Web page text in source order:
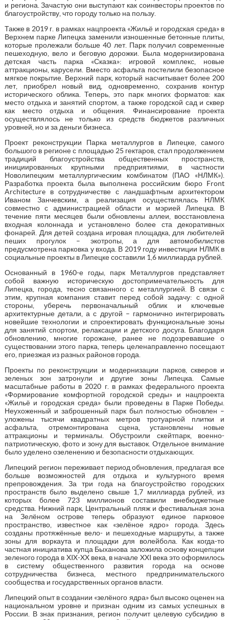
и региона. Зачастую они выступают как соинвесторы проектов по
благоустройству, что городу только на пользу.
Также в 2019 г. в рамках нацпроекта «Жильё и городская среда» в
Верхнем парке Липецка заменили изношенные бетонные плиты,
которые пролежали больше 40 лет. Парк получил современные
пешеходную, вело и беговую дорожки. Была модернизирована
детская часть парка «Сказка»: игровой комплекс, новые
аттракционы, карусели. Вместо асфальта постелили безопасное
мягкое покрытие. Верхний парк, который насчитывает более 200
лет, приобрел новый вид, одновременно, сохранив контур
исторического облика. Теперь, это парк многих форматов: как
место отдыха и занятий спортом, а также городской сад и сквер
как место отдыха и общения. Финансирование проекта
осуществлялось не только из средств бюджетов различных
уровней, но и за деньги бизнеса.
Проект реконструкции Парка металлургов в Липецке, самого
большого в регионе с площадью 25 гектаров, стал продолжением
традиций благоустройства общественных пространств,
инициированных крупными предприятиями, в частности
Новолипецким металлургическим комбинатом (ПАО «НЛМК»).
Разработка проекта была выполнена российским бюро Front
Architecture в сотрудничестве с ландшафтным архитектором
Иваном Занчевским, а реализация осуществлялась НЛМК
совместно с администрацией области и мэрией Липецка. В
течение пяти месяцев были обновлены аллеи, восстановлена
входная колоннада и установлено более ста декоративных
фонарей. Для детей создана игровая площадка, для любителей
пеших прогулок – экотропы, а для автомобилистов
предусмотрена парковка у входа. В 2019 году инвестиции НЛМК в
социальные проекты в Липецке составили 1,6 миллиарда рублей.
Основанный в 1960-е годы, парк Металлургов представляет
собой важную историческую достопримечательность для
Липецка, города, тесно связанного с металлургией. В связи с
этим, крупная компания ставит перед собой задачу: с одной
стороны, уберечь первоначальный облик и ключевые
архитектурные детали, а с другой – гармонично интегрировать
новейшие технологии и спроектировать функциональные зоны
для занятий спортом, релаксации и детского досуга. Благодаря
обновлению, многие горожане, ранее не подозревавшие о
существовании этого парка, теперь целенаправленно посещают
его, приезжая из разных районов города.
Проекты по реконструкции и модернизации парков, скверов и
зеленых зон затронули и другие зоны Липецка. Самые
масштабные работы в 2020 г. в рамках федерального проекта
«Формирование комфортной городской среды» и нацпроекта
«Жильё и городская среда» были проведены в Парке Победы.
Неухоженный и заброшенный парк был полностью обновлен –
уложены тысячи квадратных метров тротуарной плитки и
асфальта, отремонтирована сцена, установлены новые
аттракционы и терминалы. Обустроили скейтпарк, военно-
патриотическую, фото и зону для выставок. Отдельное внимание
было уделено озеленению и безопасности отдыхающих.
Липецкий регион переживает период обновления, предлагая все
больше возможностей для отдыха и культурного время
препровождения. За три года на благоустройство городских
пространств было выделено свыше 1,7 миллиарда рублей, из
которых более 723 миллионов составили внебюджетные
средства. Нижний парк, Центральный пляж и фестивальная зона
на Зелёном острове теперь образуют единое парковое
пространство, известное как «зелёное ядро» города. Здесь
созданы протяжённые вело- и пешеходные маршруты, а также
зоны для воркаута и площадки для волейбола. Как когда-то
частная инициатива купца Быханова заложила основу концепции
зеленого города в XIX-XX века, в начале XXI века это оформилось
в систему общественного развития города на основе
сотрудничества бизнеса, местного предпринимательского
сообщества и государственных органов власти.
Липецкий опыт в создании «зелёного ядра» был высоко оценен на
национальном уровне и признан одним из самых успешных в
России. В знак признания, регион получит целевую субсидию в